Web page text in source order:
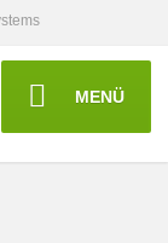
MENÜ